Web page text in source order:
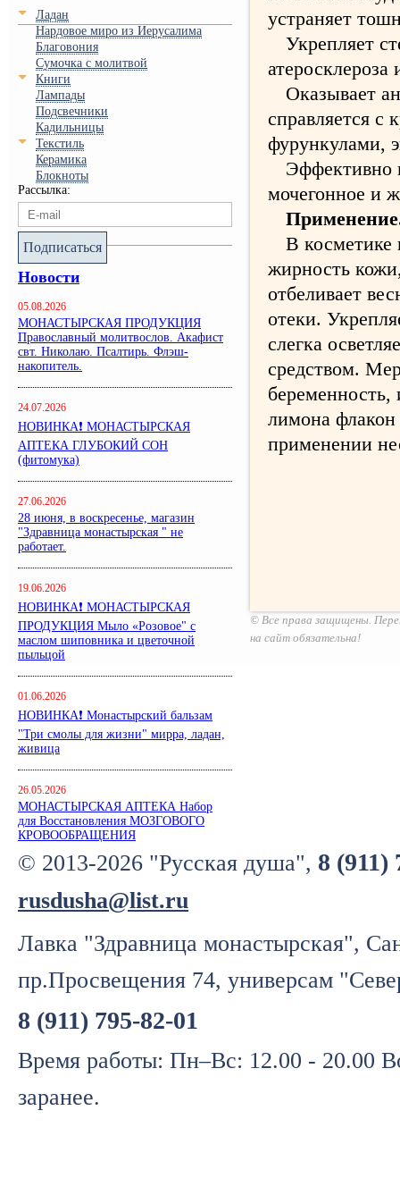
Ладан
Нардовое миро из Иерусалима
Благовония
Сумочка с молитвой
Книги
Лампады
Подсвечники
Кадильницы
Текстиль
Керамика
Блокноты
Рассылка:
Подписаться
Новости
05.08.2026
МОНАСТЫРСКАЯ ПРОДУКЦИЯ
Православный молитвослов. Акафист
свт. Николаю. Псалтирь. Флэш-
накопитель.
24.07.2026
НОВИНКА❗ МОНАСТЫРСКАЯ
АПТЕКА ГЛУБОКИЙ СОН
(фитомука)
27.06.2026
28 июня, в воскресенье, магазин
"Здравница монастырская " не
работает.
19.06.2026
НОВИНКА❗ МОНАСТЫРСКАЯ
ПРОДУКЦИЯ Мыло «Розовое" с
маслом шиповника и цветочной
пыльцой
01.06.2026
НОВИНКА❗ Монастырский бальзам
"Три смолы для жизни" мирра, ладан,
живица
26.05.2026
МОНАСТЫРСКАЯ АПТЕКА Набор
для Восстановления МОЗГОВОГО
КРОВООБРАЩЕНИЯ
устраняет
Укрепляет
Оказывает
справляется с
фурункулами,
Эффективно
мочегонное и
В
жирность
отбеливает
отеки.
слегка
средством.
беременность,
лимона флакон
применении
© 2013-2026 "Русская душа", 8 (911)
rusdusha@list.ru
Лавка "Здравница монастырская",
пр.Просвещения 74, универсам
8 (911) 795-82-01
Время работы: Пн–Вс: 12.00 - 20.00
заранее.
© Все права защищены.
на сайт обязательна!